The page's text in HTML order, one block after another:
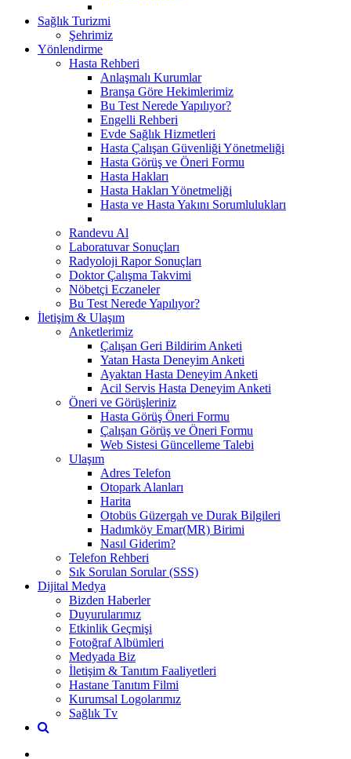
Sağlık Turizmi
Şehrimiz
Yönlendirme
Hasta Rehberi
Anlaşmalı Kurumlar
Branşa Göre Hekimlerimiz
Bu Test Nerede Yapılıyor?
Engelli Rehberi
Evde Sağlık Hizmetleri
Hasta Çalışan Güvenliği Yönetmeliği
Hasta Görüş ve Öneri Formu
Hasta Hakları
Hasta Hakları Yönetmeliği
Hasta ve Hasta Yakını Sorumlulukları
Randevu Al
Laboratuvar Sonuçları
Radyoloji Rapor Sonuçları
Doktor Çalışma Takvimi
Nöbetçi Eczaneler
Bu Test Nerede Yapılıyor?
İletişim & Ulaşım
Anketlerimiz
Çalışan Geri Bildirim Anketi
Yatan Hasta Deneyim Anketi
Ayaktan Hasta Deneyim Anketi
Acil Servis Hasta Deneyim Anketi
Öneri ve Görüşleriniz
Hasta Görüş Öneri Formu
Çalışan Görüş ve Öneri Formu
Web Sistesi Güncelleme Talebi
Ulaşım
Adres Telefon
Otopark Alanları
Harita
Otobüs Güzergah ve Durak Bilgileri
Hadımköy Emar(MR) Birimi
Nasıl Giderim?
Telefon Rehberi
Sık Sorulan Sorular (SSS)
Dijital Medya
Bizden Haberler
Duyurularımız
Etkinlik Geçmişi
Fotoğraf Albümleri
Medyada Biz
İletişim & Tanıtım Faaliyetleri
Hastane Tanıtım Filmi
Kurumsal Logolarımız
Sağlık Tv